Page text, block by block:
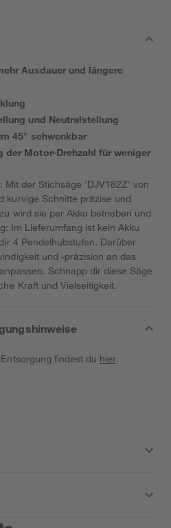
Ausdauer und längere
und Neutralstellung
45° schwenkbar
der Motor-Drehzahl für weniger
Mit der Stichsäge 'DJV182Z' von
kurvige Schnitte präzise und
wird sie per Akku betrieben und
Im Lieferumfang ist kein Akku
4 Pendelhubstufen. Darüber
und -präzision an das
Schnapp dir diese Säge
Kraft und Vielseitigkeit.
findest du hier.